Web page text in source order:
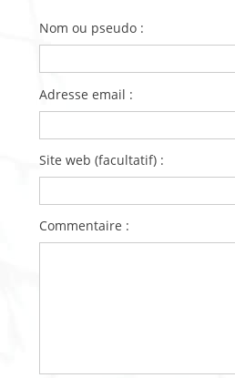
Nom ou pseudo :
Adresse email :
Site web (facultatif) :
Commentaire :